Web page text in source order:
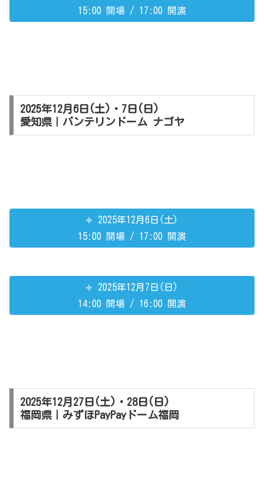
15:00 開場 / 17:00 開演
2025年12月6日(土)・7日(日)
愛知県｜バンテリンドーム ナゴヤ
2025年12月6日(土)
15:00 開場 / 17:00 開演
2025年12月7日(日)
14:00 開場 / 16:00 開演
2025年12月27日(土)・28日(日)
福岡県｜みずほPayPayドーム福岡